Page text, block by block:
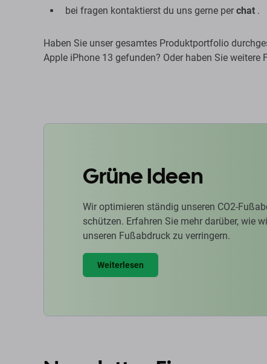
bei fragen kontaktierst du uns gerne per chat .
Haben Sie unser gesamtes Produktportfolio
Apple iPhone 13 gefunden? Oder haben Sie weitere
Grüne Ideen
Wir optimieren ständig unseren CO2-
schützen. Erfahren Sie mehr darüber, wie
unseren Fußabdruck zu verringern.
Weiterlesen